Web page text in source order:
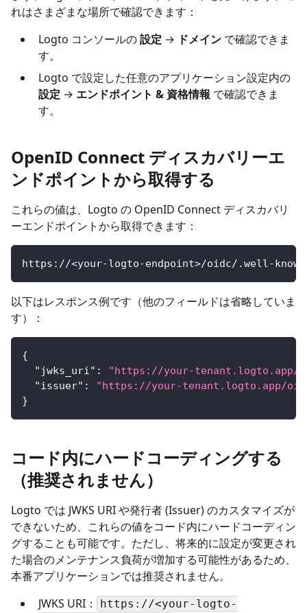
れはさまざまな場所で確認できます：
Logto コンソールの設定 → ドメイン で確認できま
す。
Logto で設定した任意のアプリケーション設定内の
設定 → エンドポイント & 資格情報 で確認できま
す。
OpenID Connect ディスカバリーエ
ンドポイントから取得する
これらの値は、Logto の OpenID Connect ディスカバリ
ーエンドポイントから取得できます：
https://<your-logto-endpoint>/oidc/.well-
以下はレスポンス例です（他のフィールドは省略していま
す）：
{
"jwks_uri" :
"https://your-tenant.logto.app/
"issuer" :
"https://your-tenant.logto.app/
}
コード内にハードコーディングする
（推奨されません）
Logto では JWKS URI や発行者 (Issuer) のカスタマイズが
できないため、これらの値をコード内にハードコーディン
グすることも可能です。ただし、将来的に設定が変更され
た場合のメンテナンス負荷が増加する可能性があるため、
本番アプリケーションでは推奨されません。
JWKS URI：
https://<your-logto-